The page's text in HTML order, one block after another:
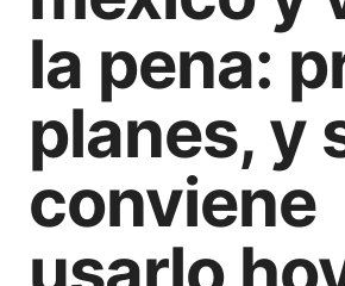
la pena:
planes, y
conviene